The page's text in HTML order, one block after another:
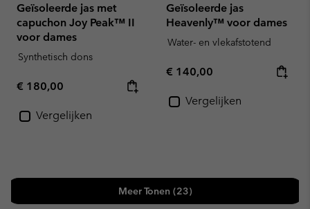
Geïsoleerde jas met
capuchon Joy Peak™ II
voor dames
Synthetisch dons
Regular price:
€ 180,00
Vergelijken
Geïsoleerde jas
Heavenly™ voor dames
Water- en vlekafstotend
Regular price:
€ 140,00
Vergelijken
Meer Tonen (23)